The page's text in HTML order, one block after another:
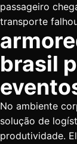
passageiro
transporte
brasil
No ambiente
solução de
produtividade.